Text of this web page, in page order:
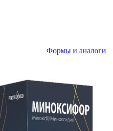
Формы и аналоги